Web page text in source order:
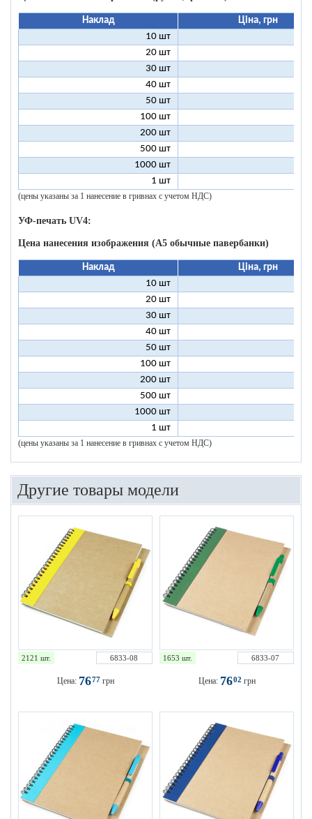
Наклад
Ціна, грн
10 шт
20 шт
30 шт
40 шт
50 шт
100 шт
200 шт
500 шт
1000 шт
1 шт
(цены указаны за 1 нанесение в гривнах с учетом НДС)
УФ-печать UV4:
Цена нанесения изображения (А5 обычные павербанки)
Наклад
Ціна, грн
10 шт
20 шт
30 шт
40 шт
50 шт
100 шт
200 шт
500 шт
1000 шт
1 шт
(цены указаны за 1 нанесение в гривнах с учетом НДС)
Другие товары модели
2121 шт. 6833-08
Цена: 7677 грн
1653 шт. 6833-07
Цена: 7602 грн